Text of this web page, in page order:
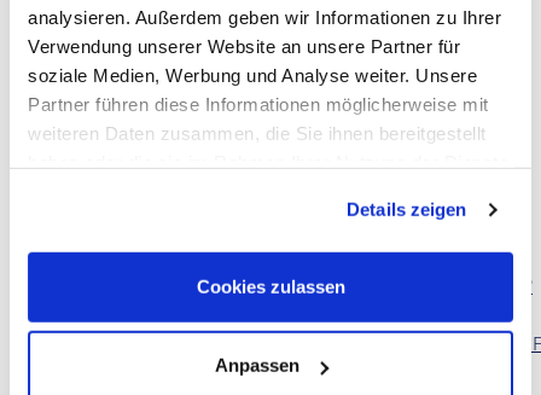
analysieren. Außerdem geben wir Informationen zu Ihrer
Verwendung unserer Website an unsere Partner für
soziale Medien, Werbung und Analyse weiter. Unsere
Partner führen diese Informationen möglicherweise mit
weiteren Daten zusammen, die Sie ihnen bereitgestellt
Verarbeitung Ihrer Daten in den USA ein. Alle weiteren
Informationen zu Cookies finden Sie in unseren
Datenschutzhinweisen.
Details zeigen
Cookies zulassen
Anpassen
Kosten:950,- €
Trainer:in:Nicole Reckmann
Anmeldung
https://forms.office.com/Pages/ResponsePage.aspx?
id=xIt9GL7Da06xO3MO0ru4vJ7Gq-